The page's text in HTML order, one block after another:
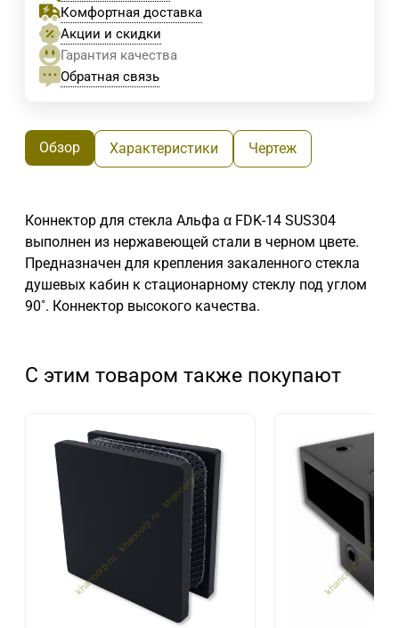
Комфортная доставка
Акции и скидки
Гарантия качества
Обратная связь
Обзор Характеристики Чертеж
Коннектор для стекла Альфа α FDK-14 SUS304
выполнен из нержавеющей стали в черном цвете.
Предназначен для крепления закаленного стекла
душевых кабин к стационарному стеклу под углом
90˚. Коннектор высокого качества.
С этим товаром также покупают